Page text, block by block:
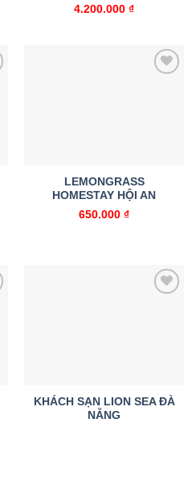
4.200.000 ₫
LEMONGRASS
HOMESTAY HỘI AN
650.000 ₫
KHÁCH SẠN LION SEA ĐÀ
NẴNG